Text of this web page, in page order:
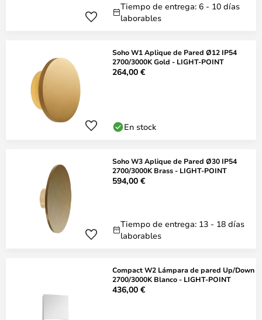
Tiempo de entrega: 6 - 10 días
laborables
Soho W1 Aplique de Pared Ø12 IP54
2700/3000K Gold - LIGHT-POINT
264,00 €
En stock
Soho W3 Aplique de Pared Ø30 IP54
2700/3000K Brass - LIGHT-POINT
594,00 €
Tiempo de entrega: 13 - 18 días
laborables
Compact W2 Lámpara de pared Up/Down
2700/3000K Blanco - LIGHT-POINT
436,00 €